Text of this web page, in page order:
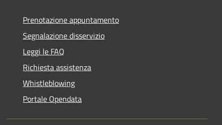
Prenotazione appuntamento
Segnalazione disservizio
Leggi le FAQ
Richiesta assistenza
Whistleblowing
Portale Opendata